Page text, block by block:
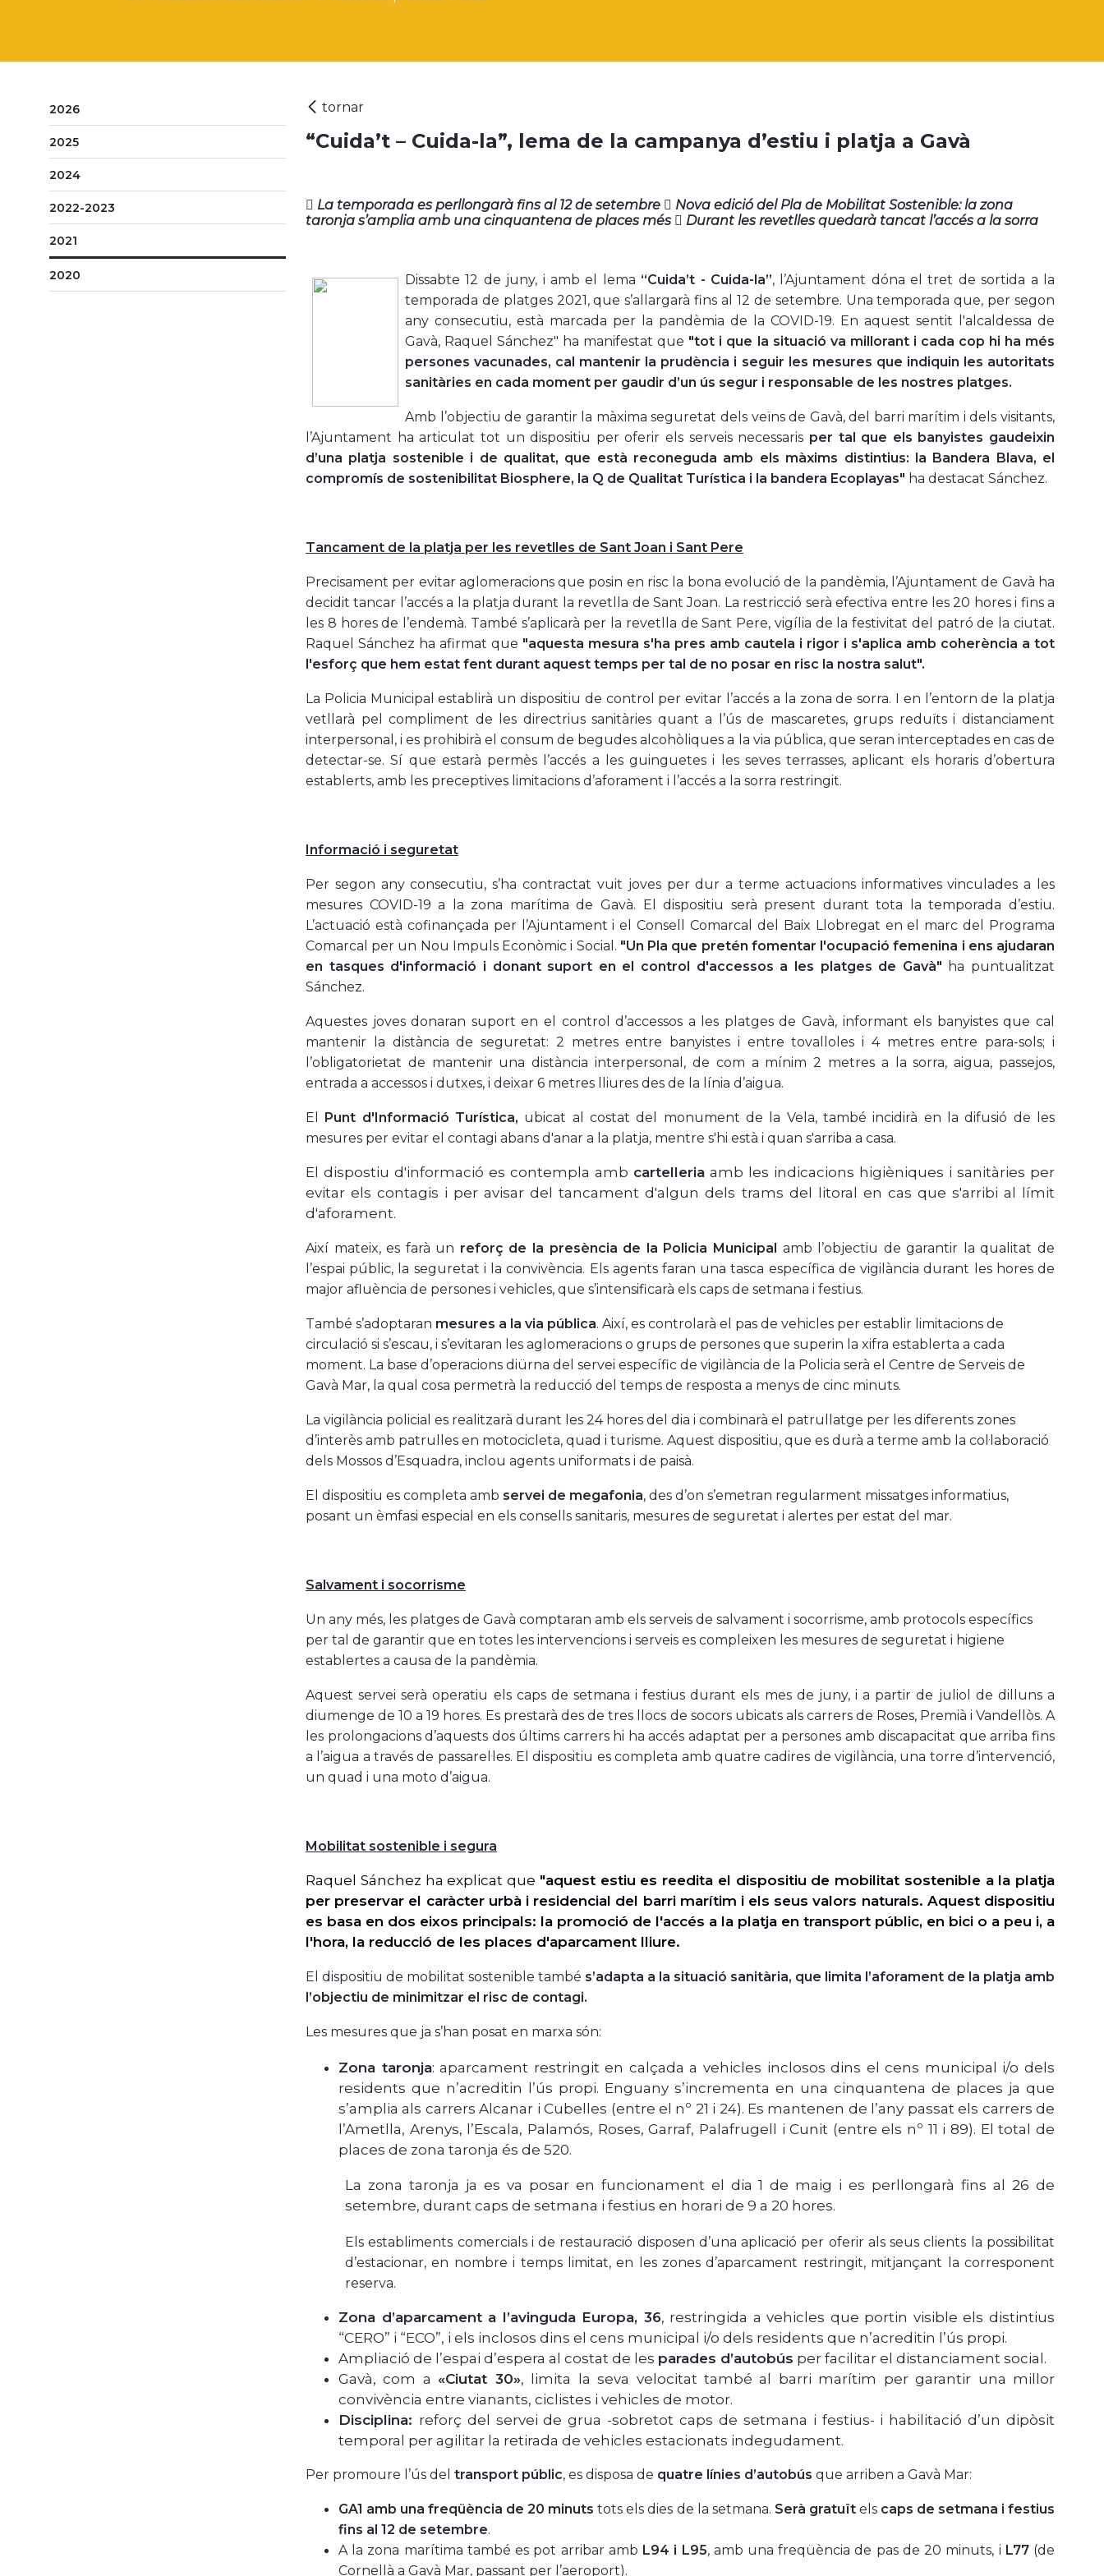
2026
2025
2024
2022-2023
2021
2020
“Cuida’t – Cuida-la”, lema de la campanya d’estiu i platja a Gavà
 La temporada es perllongarà fins al 12 de setembre  Nova edició del Pla de Mobilitat Sostenible: la zona
taronja s’amplia amb una cinquantena de places més  Durant les revetlles quedarà tancat l’accés a la sorra
Dissabte 12 de juny, i amb el lema “Cuida’t - Cuida-la”, l’Ajuntament dóna el tret de sortida a la
temporada de platges 2021, que s’allargarà fins al 12 de setembre. Una temporada que, per segon
any consecutiu, està marcada per la pandèmia de la COVID-19. En aquest sentit l'alcaldessa de
Gavà, Raquel Sánchez" ha manifestat que "tot i que la situació va millorant i cada cop hi ha més
persones vacunades, cal mantenir la prudència i seguir les mesures que indiquin les autoritats
sanitàries en cada moment per gaudir d’un ús segur i responsable de les nostres platges.
Amb l’objectiu de garantir la màxima seguretat dels veïns de Gavà, del barri marítim i dels visitants,
l’Ajuntament ha articulat tot un dispositiu per oferir els serveis necessaris per tal que els banyistes gaudeixin
d’una platja sostenible i de qualitat, que està reconeguda amb els màxims distintius: la Bandera Blava, el
compromís de sostenibilitat Biosphere, la Q de Qualitat Turística i la bandera Ecoplayas" ha destacat Sánchez.
Tancament de la platja per les revetlles de Sant Joan i Sant Pere
Precisament per evitar aglomeracions que posin en risc la bona evolució de la pandèmia, l’Ajuntament de Gavà ha
decidit tancar l’accés a la platja durant la revetlla de Sant Joan. La restricció serà efectiva entre les 20 hores i fins a
les 8 hores de l’endemà. També s’aplicarà per la revetlla de Sant Pere, vigília de la festivitat del patró de la ciutat.
Raquel Sánchez ha afirmat que "aquesta mesura s'ha pres amb cautela i rigor i s'aplica amb coherència a tot
l'esforç que hem estat fent durant aquest temps per tal de no posar en risc la nostra salut".
La Policia Municipal establirà un dispositiu de control per evitar l’accés a la zona de sorra. I en l’entorn de la platja
vetllarà pel compliment de les directrius sanitàries quant a l’ús de mascaretes, grups reduïts i distanciament
interpersonal, i es prohibirà el consum de begudes alcohòliques a la via pública, que seran interceptades en cas de
detectar-se. Sí que estarà permès l’accés a les guinguetes i les seves terrasses, aplicant els horaris d’obertura
establerts, amb les preceptives limitacions d’aforament i l’accés a la sorra restringit.
Informació i seguretat
Per segon any consecutiu, s’ha contractat vuit joves per dur a terme actuacions informatives vinculades a les
mesures COVID-19 a la zona marítima de Gavà. El dispositiu serà present durant tota la temporada d’estiu.
L’actuació està cofinançada per l’Ajuntament i el Consell Comarcal del Baix Llobregat en el marc del Programa
Comarcal per un Nou Impuls Econòmic i Social. "Un Pla que pretén fomentar l'ocupació femenina i ens ajudaran
en tasques d'informació i donant suport en el control d'accessos a les platges de Gavà" ha puntualitzat
Sánchez.
Aquestes joves donaran suport en el control d’accessos a les platges de Gavà, informant els banyistes que cal
mantenir la distància de seguretat: 2 metres entre banyistes i entre tovalloles i 4 metres entre para-sols; i
l’obligatorietat de mantenir una distància interpersonal, de com a mínim 2 metres a la sorra, aigua, passejos,
entrada a accessos i dutxes, i deixar 6 metres lliures des de la línia d’aigua.
El Punt d'Informació Turística, ubicat al costat del monument de la Vela, també incidirà en la difusió de les
mesures per evitar el contagi abans d'anar a la platja, mentre s'hi està i quan s'arriba a casa.
El dispostiu d'informació es contempla amb cartelleria amb les indicacions higièniques i sanitàries per
evitar els contagis i per avisar del tancament d'algun dels trams del litoral en cas que s'arribi al límit
d'aforament.
Així mateix, es farà un reforç de la presència de la Policia Municipal amb l’objectiu de garantir la qualitat de
l’espai públic, la seguretat i la convivència. Els agents faran una tasca específica de vigilància durant les hores de
major afluència de persones i vehicles, que s’intensificarà els caps de setmana i festius.
També s’adoptaran mesures a la via pública. Així, es controlarà el pas de vehicles per establir limitacions de
circulació si s’escau, i s’evitaran les aglomeracions o grups de persones que superin la xifra establerta a cada
moment. La base d’operacions diürna del servei específic de vigilància de la Policia serà el Centre de Serveis de
Gavà Mar, la qual cosa permetrà la reducció del temps de resposta a menys de cinc minuts.
La vigilància policial es realitzarà durant les 24 hores del dia i combinarà el patrullatge per les diferents zones
d’interès amb patrulles en motocicleta, quad i turisme. Aquest dispositiu, que es durà a terme amb la col·laboració
dels Mossos d’Esquadra, inclou agents uniformats i de paisà.
El dispositiu es completa amb servei de megafonia, des d’on s’emetran regularment missatges informatius,
posant un èmfasi especial en els consells sanitaris, mesures de seguretat i alertes per estat del mar.
Salvament i socorrisme
Un any més, les platges de Gavà comptaran amb els serveis de salvament i socorrisme, amb protocols específics
per tal de garantir que en totes les intervencions i serveis es compleixen les mesures de seguretat i higiene
establertes a causa de la pandèmia.
Aquest servei serà operatiu els caps de setmana i festius durant els mes de juny, i a partir de juliol de dilluns a
diumenge de 10 a 19 hores. Es prestarà des de tres llocs de socors ubicats als carrers de Roses, Premià i Vandellòs. A
les prolongacions d’aquests dos últims carrers hi ha accés adaptat per a persones amb discapacitat que arriba fins
a l’aigua a través de passarel·les. El dispositiu es completa amb quatre cadires de vigilància, una torre d’intervenció,
un quad i una moto d’aigua.
Mobilitat sostenible i segura
Raquel Sánchez ha explicat que "aquest estiu es reedita el dispositiu de mobilitat sostenible a la platja
per preservar el caràcter urbà i residencial del barri marítim i els seus valors naturals. Aquest dispositiu
es basa en dos eixos principals: la promoció de l'accés a la platja en transport públic, en bici o a peu i, a
l'hora, la reducció de les places d'aparcament lliure.
El dispositiu de mobilitat sostenible també s’adapta a la situació sanitària, que limita l’aforament de la platja amb
l’objectiu de minimitzar el risc de contagi.
Les mesures que ja s’han posat en marxa són:
Zona taronja: aparcament restringit en calçada a vehicles inclosos dins el cens municipal i/o dels
residents que n’acreditin l’ús propi. Enguany s’incrementa en una cinquantena de places ja que
s’amplia als carrers Alcanar i Cubelles (entre el nº 21 i 24). Es mantenen de l’any passat els carrers de
l’Ametlla, Arenys, l’Escala, Palamós, Roses, Garraf, Palafrugell i Cunit (entre els nº 11 i 89). El total de
places de zona taronja és de 520.
La zona taronja ja es va posar en funcionament el dia 1 de maig i es perllongarà fins al 26 de
setembre, durant caps de setmana i festius en horari de 9 a 20 hores.
Els establiments comercials i de restauració disposen d’una aplicació per oferir als seus clients la possibilitat
d’estacionar, en nombre i temps limitat, en les zones d’aparcament restringit, mitjançant la corresponent
reserva.
Zona d’aparcament a l’avinguda Europa, 36, restringida a vehicles que portin visible els distintius
“CERO” i “ECO”, i els inclosos dins el cens municipal i/o dels residents que n’acreditin l’ús propi.
Ampliació de l’espai d’espera al costat de les parades d’autobús per facilitar el distanciament social.
Gavà, com a «Ciutat 30», limita la seva velocitat també al barri marítim per garantir una millor
convivència entre vianants, ciclistes i vehicles de motor.
Disciplina: reforç del servei de grua -sobretot caps de setmana i festius- i habilitació d’un dipòsit
temporal per agilitar la retirada de vehicles estacionats indegudament.
Per promoure l’ús del transport públic, es disposa de quatre línies d’autobús que arriben a Gavà Mar:
GA1 amb una freqüència de 20 minutstots els dies de la setmana. Serà gratuït els caps de setmana i festius
fins al 12 de setembre.
A la zona marítima també es pot arribar amb L94 i L95, amb una freqüència de pas de 20 minuts, i L77(de
Cornellà a Gavà Mar, passant per l’aeroport).